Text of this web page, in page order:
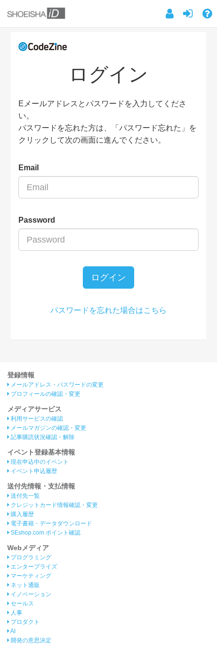
ログイン
Eメールアドレスとパスワードを入力してくださ
い。
パスワードを忘れた方は、「パスワード忘れた」を
クリックして次の画面に進んでください。
Email
Password
ログイン
パスワードを忘れた場合はこちら
登録情報
メールアドレス・パスワードの変更
プロフィールの確認・変更
メディアサービス
利用サービスの確認
メールマガジンの確認・変更
記事購読状況確認・解除
イベント登録基本情報
現在申込中のイベント
イベント申込履歴
送付先情報・支払情報
送付先一覧
クレジットカード情報確認・変更
購入履歴
電子書籍・データダウンロード
SEshop.com ポイント確認
Webメディア
プログラミング
エンタープライズ
マーケティング
ネット通販
イノベーション
セールス
人事
プロダクト
AI
開発の意思決定